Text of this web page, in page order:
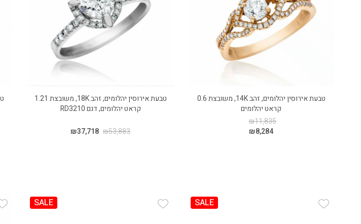
טבעת אירוסין יהלומים, זהב 14K, משובצת 0.6
קראט יהלומים
₪11,835
₪8,284
טבעת אירוסין יהלומים, זהב 18K, משובצת 1.21
קראט יהלומים, דגם RD3210
₪53,883
₪37,718
SALE
SALE